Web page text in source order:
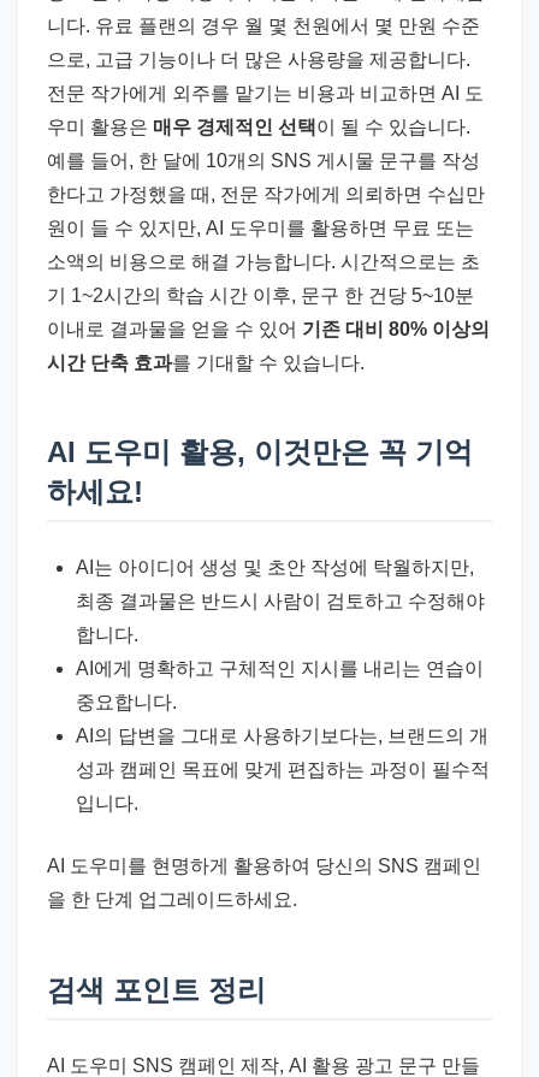
니다. 유료 플랜의 경우 월 몇 천원에서 몇 만원 수준
으로, 고급 기능이나 더 많은 사용량을 제공합니다.
전문 작가에게 외주를 맡기는 비용과 비교하면 AI 도
우미 활용은 매우 경제적인 선택이 될 수 있습니다.
예를 들어, 한 달에 10개의 SNS 게시물 문구를 작성
한다고 가정했을 때, 전문 작가에게 의뢰하면 수십만
원이 들 수 있지만, AI 도우미를 활용하면 무료 또는
소액의 비용으로 해결 가능합니다. 시간적으로는 초
기 1~2시간의 학습 시간 이후, 문구 한 건당 5~10분
이내로 결과물을 얻을 수 있어 기존 대비 80% 이상의
시간 단축 효과를 기대할 수 있습니다.
AI 도우미 활용, 이것만은 꼭 기억
하세요!
AI는 아이디어 생성 및 초안 작성에 탁월하지만,
최종 결과물은 반드시 사람이 검토하고 수정해야
합니다.
AI에게 명확하고 구체적인 지시를 내리는 연습이
중요합니다.
AI의 답변을 그대로 사용하기보다는, 브랜드의 개
성과 캠페인 목표에 맞게 편집하는 과정이 필수적
입니다.
AI 도우미를 현명하게 활용하여 당신의 SNS 캠페인
을 한 단계 업그레이드하세요.
검색 포인트 정리
AI 도우미 SNS 캠페인 제작, AI 활용 광고 문구 만들